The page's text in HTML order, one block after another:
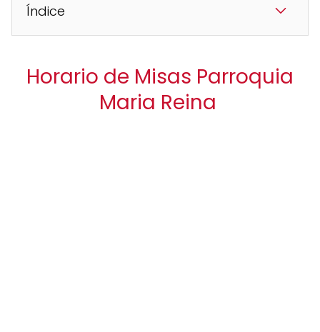
Índice
Horario de Misas Parroquia
Maria Reina